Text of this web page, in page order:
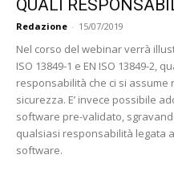
QUALI
Redazione - 15/07/2019
Nel corso del webinar verrà
ISO 13849-1 e EN ISO 13849-2,
responsabilità che ci si
sicurezza. E’ invece possibile
software pre-validato,
qualsiasi responsabilità legata
software.